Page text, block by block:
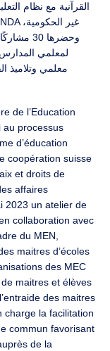
القرآنية مع نظام
وحضرها
لمعلمي
معلمي وتلاميذ
de l’Education
au processus
d’éducation
coopération suisse
et droits de
affaires
2023 un atelier de
collaboration avec
du MEN,
maitres d’écoles
des MEC
maitres et élèves
des maitres
charge la facilitation
commun favorisant
de la